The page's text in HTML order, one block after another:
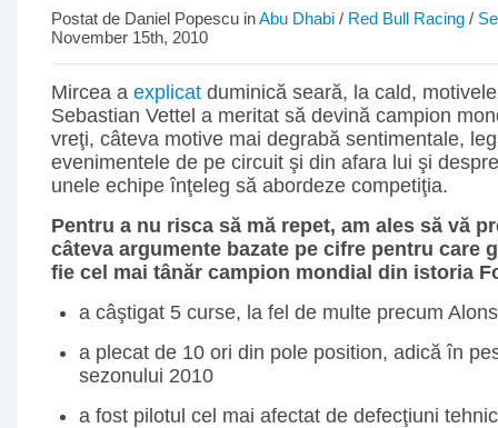
Postat de Daniel Popescu inAbu Dhabi / Red Bull Racing /
November 15th, 2010
Mircea a explicat duminică seară, la cald,
Sebastian Vettel a meritat să devină campion
vreţi, câteva motive mai degrabă sentimentale,
evenimentele de pe circuit şi din afara lui şi
unele echipe înţeleg să abordeze competiţia.
Pentru a nu risca să mă repet, am ales să vă
câteva argumente bazate pe cifre pentru care
fie cel mai tânăr campion mondial din istoria
a câştigat 5 curse, la fel de multe precum
a plecat de 10 ori din pole position, adică în
sezonului 2010
a fost pilotul cel mai afectat de defecţiuni